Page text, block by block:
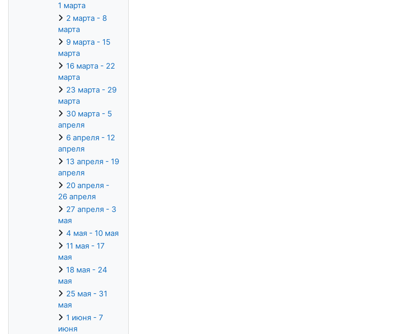
1 марта
2 марта - 8
марта
9 марта - 15
марта
16 марта - 22
марта
23 марта - 29
марта
30 марта - 5
апреля
6 апреля - 12
апреля
13 апреля - 19
апреля
20 апреля -
26 апреля
27 апреля - 3
мая
4 мая - 10 мая
11 мая - 17
мая
18 мая - 24
мая
25 мая - 31
мая
1 июня - 7
июня